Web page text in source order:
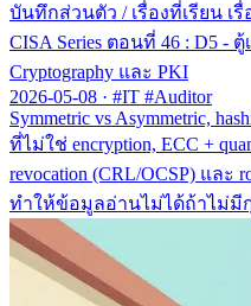
บันทึกส่วนตัว / เรื่องที่เรียน เ
CISA Series ตอนที่ 46 : D5 -
Cryptography และ PKI
2026-05-08 · #IT #Auditor
Symmetric vs Asymmetric,
ที่ไม่ใช่ encryption, ECC +
revocation (CRL/OCSP) และ
ทำให้ข้อมูลอ่านไม่ได้ถ้าไม่มี